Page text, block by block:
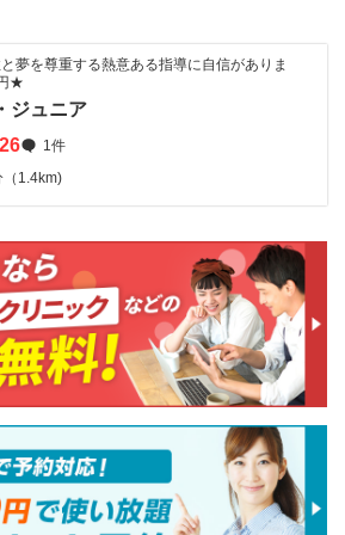
夢を尊重する熱意ある指導に自信がありま
★
ジュニア
1件
（1.4km)